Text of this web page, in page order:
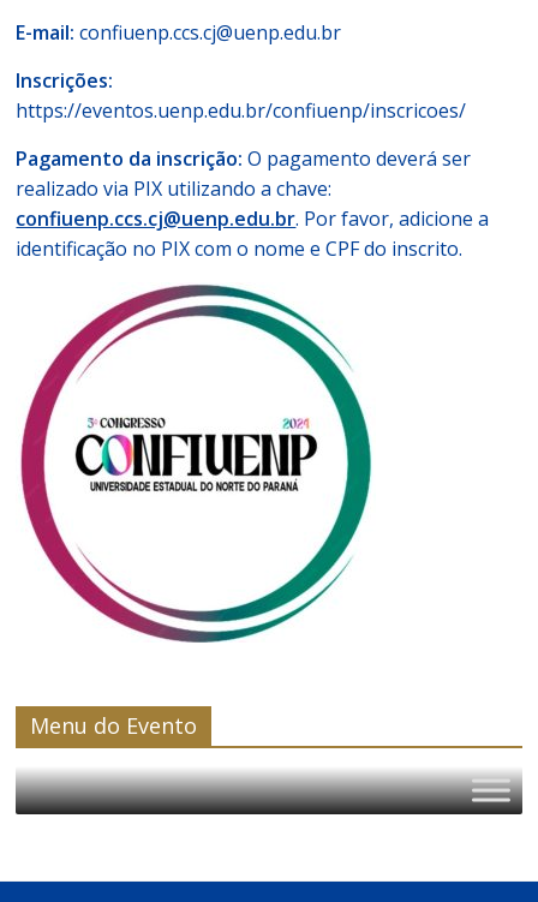
E-mail: confiuenp.ccs.cj@uenp.edu.br
Inscrições:
https://eventos.uenp.edu.br/confiuenp/inscricoes/
Pagamento da inscrição: O pagamento deverá ser
realizado via PIX utilizando a chave:
confiuenp.ccs.cj@uenp.edu.br. Por favor, adicione a
identificação no PIX com o nome e CPF do inscrito.
Menu do Evento